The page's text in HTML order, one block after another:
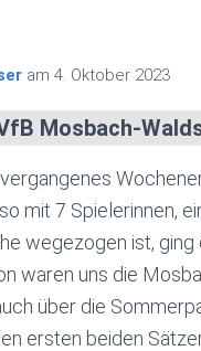
am 4. Oktober 2023
Mosbach-
mit 7 Spielerinnen,
wegezogen ist, ging
waren uns die
über die
ersten beiden